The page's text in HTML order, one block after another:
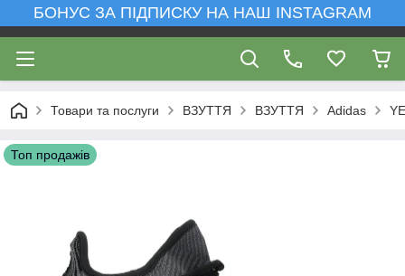
БОНУС ЗА ПІДПИСКУ НА НАШ INSTAGRAM
Товари та послуги ВЗУТТЯ ВЗУТТЯ Adidas
Топ продажів